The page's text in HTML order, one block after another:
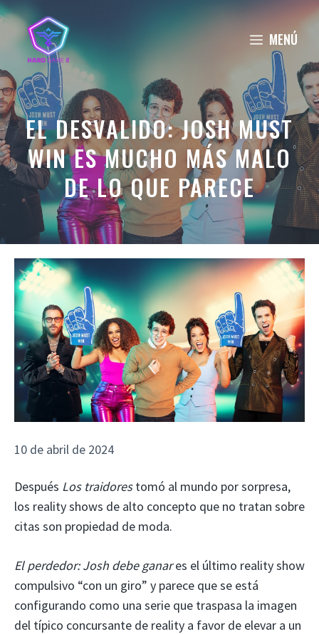
Saltar
contenido
MENÚ
EL DESVALIDO: JOSH MUST
WIN ES MUCHO MÁS MALO
DE LO QUE PARECE
10 de abril de 2024
Después Los traidorestomó al mundo por sorpresa,
los reality shows de alto concepto que no tratan sobre
citas son propiedad de moda.
El perdedor: Josh debe ganares el último reality show
compulsivo “con un giro” y parece que se está
configurando como una serie que traspasa la imagen
del típico concursante de reality a favor de elevar a un